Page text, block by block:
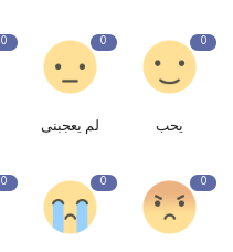
0
يحب
0
لم يعجبنى
0
0
0
0